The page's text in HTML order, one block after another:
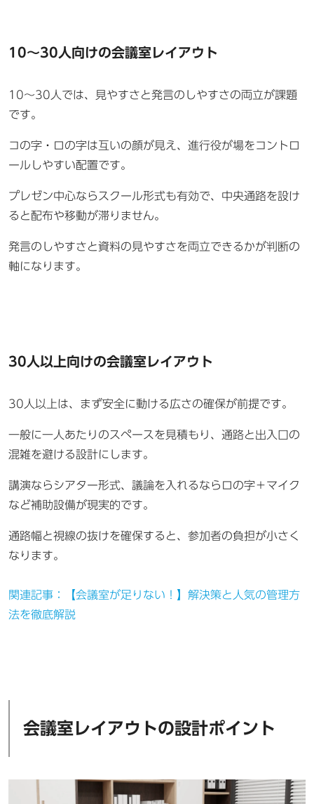
10〜30人向けの会議室レイアウト
10〜30人では、見やすさと発言のしやすさの両立が課題
です。
コの字・ロの字は互いの顔が見え、進行役が場をコントロ
ールしやすい配置です。
プレゼン中心ならスクール形式も有効で、中央通路を設け
ると配布や移動が滞りません。
発言のしやすさと資料の見やすさを両立できるかが判断の
軸になります。
30人以上向けの会議室レイアウト
30人以上は、まず安全に動ける広さの確保が前提です。
一般に一人あたりのスペースを見積もり、通路と出入口の
混雑を避ける設計にします。
講演ならシアター形式、議論を入れるならロの字＋マイク
など補助設備が現実的です。
通路幅と視線の抜けを確保すると、参加者の負担が小さく
なります。
関連記事：【会議室が足りない！】解決策と人気の管理方
法を徹底解説
会議室レイアウトの設計ポイント